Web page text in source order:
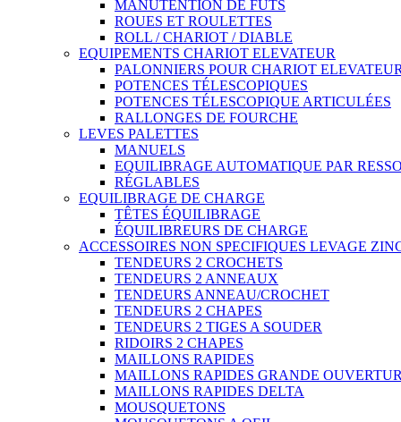
MANUTENTION DE FUTS
ROUES ET ROULETTES
ROLL / CHARIOT / DIABLE
EQUIPEMENTS CHARIOT ELEVATEUR
PALONNIERS POUR CHARIOT
POTENCES TÉLESCOPIQUES
POTENCES TÉLESCOPIQUE ARTICULÉES
RALLONGES DE FOURCHE
LEVES PALETTES
MANUELS
EQUILIBRAGE AUTOMATIQUE PAR
RÉGLABLES
EQUILIBRAGE DE CHARGE
TÊTES ÉQUILIBRAGE
ÉQUILIBREURS DE CHARGE
ACCESSOIRES NON SPECIFIQUES LEVAGE
TENDEURS 2 CROCHETS
TENDEURS 2 ANNEAUX
TENDEURS ANNEAU/CROCHET
TENDEURS 2 CHAPES
TENDEURS 2 TIGES A SOUDER
RIDOIRS 2 CHAPES
MAILLONS RAPIDES
MAILLONS RAPIDES GRANDE
MAILLONS RAPIDES DELTA
MOUSQUETONS